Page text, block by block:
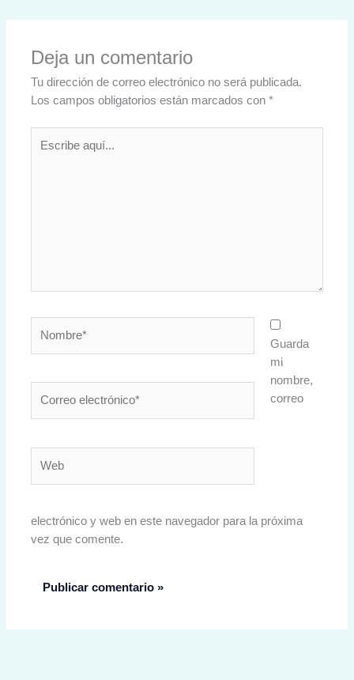
Deja un comentario
Tu dirección de correo electrónico no será publicada.
Los campos obligatorios están marcados con*
aquí...
electrónico*
Guarda
mi
nombre,
correo
electrónico y web en este navegador para la próxima
vez que comente.